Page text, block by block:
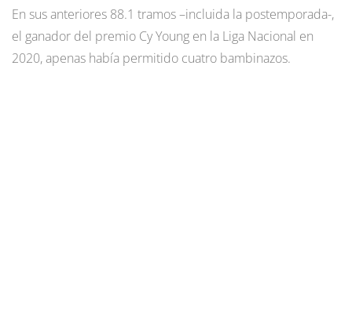
En sus anteriores 88.1 tramos –incluida la postemporada-,
el ganador del premio Cy Young en la Liga Nacional en
2020, apenas había permitido cuatro bambinazos.